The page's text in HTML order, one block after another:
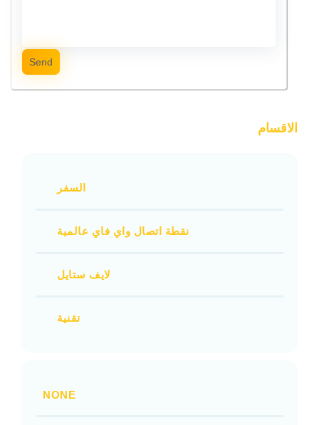
Send
الاقسام
السفر
نقطة اتصال واي فاي عالمية
لايف ستايل
تقنية
NONE